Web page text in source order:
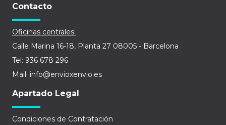
Contacto
Oficinas centrales:
Calle Marina 16-18, Planta 27 08005 - Barcelona
Tel: 936 678 296
Mail: info@envioxenvio.es
Apartado Legal
Condiciones de Contratación